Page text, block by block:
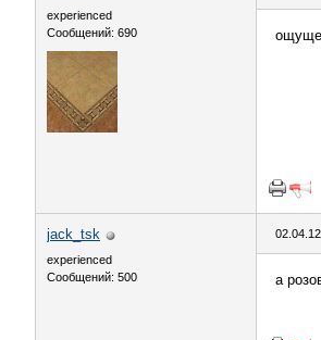
experienced
Сообщений: 690
jack_tsk
experienced
Сообщений: 500
а